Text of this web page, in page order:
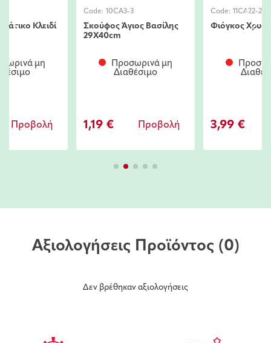
Κλειδί
μη
Προβολή
Code: 10CA3-3
Σκούφος Άγιος Βασίλης
29X40cm
Προσωρινά μη
Διαθέσιμο
1,19 € Προβολή
Code: 11CA22-23
Φιόγκος
3,99 €
Αξιολογήσεις Προϊόντος (0)
Δεν βρέθηκαν αξιολογήσεις